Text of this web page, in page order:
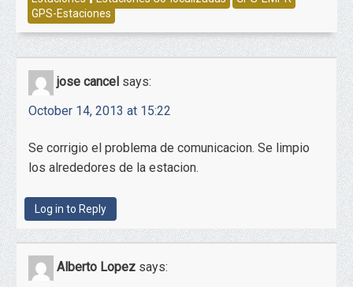
GPS-Estaciones
jose cancel says:
October 14, 2013 at 15:22
Se corrigio el problema de comunicacion. Se limpio
los alrededores de la estacion.
Log in to Reply
Alberto Lopez says: